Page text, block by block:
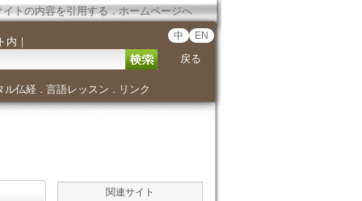
イトの内容を引用する．ホームページへ
内 ｜ 中 EN
戻る
ル仏経． 言語レッスン ． リンク
関連サイト